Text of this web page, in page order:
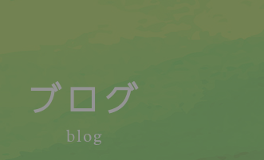
ブログ
blog